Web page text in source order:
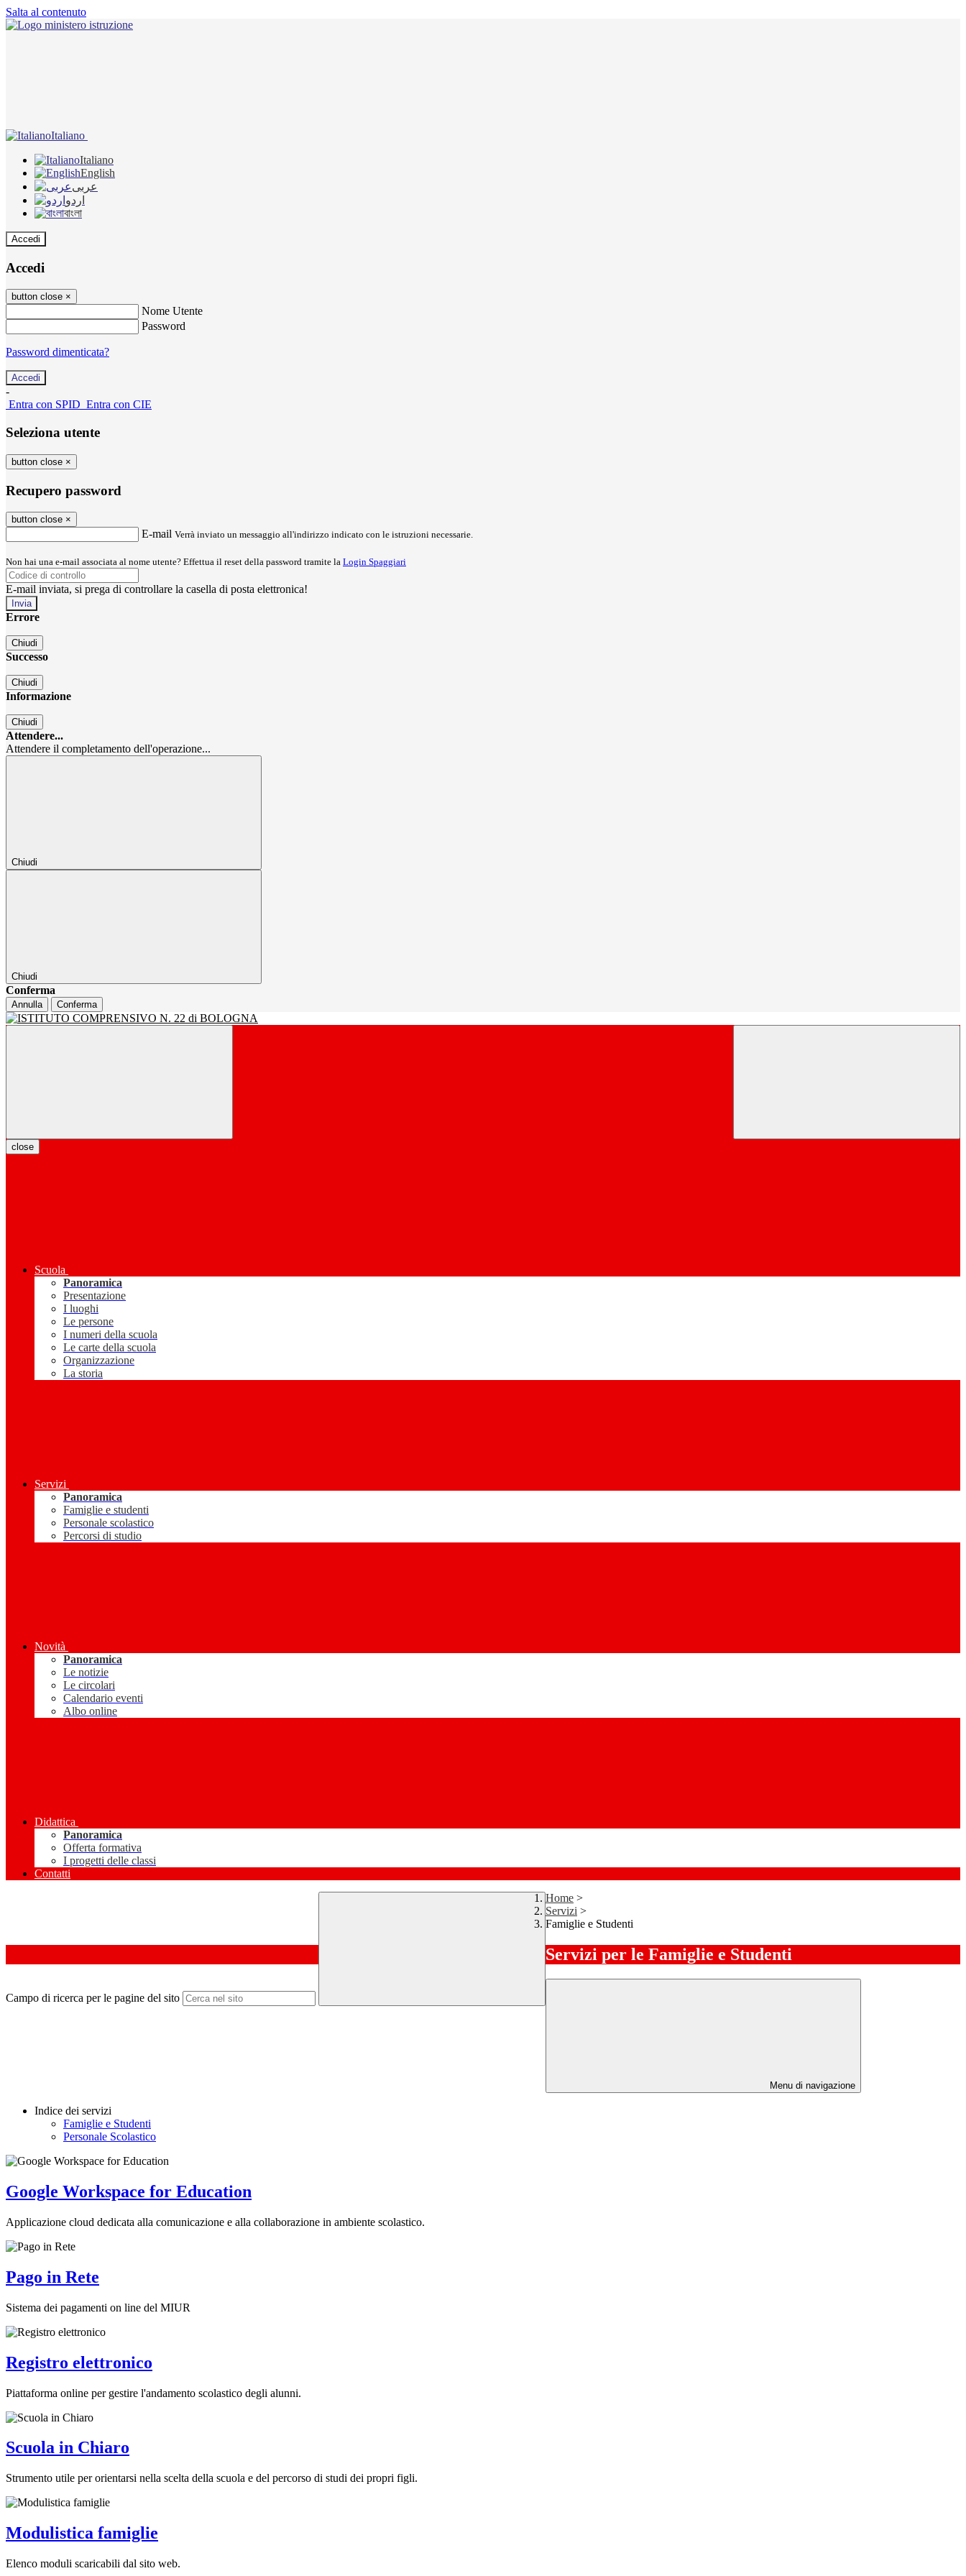
Salta al contenuto
Italiano
Italiano
English
عربى
اردو
বাংলা
Accedi
Accedi
button close ×
Nome Utente
Password
Password dimenticata?
-
Entra con SPID Entra con CIE
Seleziona utente
button close ×
Recupero password
button close ×
E-mail Verrà inviato un messaggio all'indirizzo indicato con le istruzioni necessarie.
Non hai una e-mail associata al nome utente? Effettua il reset della password tramite la Login Spaggiari
E-mail inviata, si prega di controllare la casella di posta elettronica!
Errore
Chiudi
Successo
Chiudi
Informazione
Chiudi
Attendere...
Attendere il completamento dell'operazione...
Chiudi
Chiudi
Conferma
Annulla Conferma
close
Scuola
Panoramica
Presentazione
I luoghi
Le persone
I numeri della scuola
Le carte della scuola
Organizzazione
La storia
Servizi
Panoramica
Famiglie e studenti
Personale scolastico
Percorsi di studio
Novità
Panoramica
Le notizie
Le circolari
Calendario eventi
Albo online
Didattica
Panoramica
Offerta formativa
I progetti delle classi
Contatti
Campo di ricerca per le pagine del sito
Home >
Servizi >
Famiglie e Studenti
Servizi per le Famiglie e Studenti
Menu di navigazione
Indice dei servizi
Famiglie e Studenti
Personale Scolastico
Google Workspace for Education
Applicazione cloud dedicata alla comunicazione e alla collaborazione in ambiente scolastico.
Pago in Rete
Sistema dei pagamenti on line del MIUR
Registro elettronico
Piattaforma online per gestire l'andamento scolastico degli alunni.
Scuola in Chiaro
Strumento utile per orientarsi nella scelta della scuola e del percorso di studi dei propri figli.
Modulistica famiglie
Elenco moduli scaricabili dal sito web.